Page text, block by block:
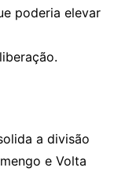
poderia elevar
a divisão
e Volta